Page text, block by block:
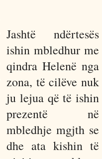
Jashtë ndërtesës
ishin mbledhur me
qindra Helenë nga
zona, të cilëve nuk
ju lejua që të ishin
prezentë në
mbledhje mgjth se
dhe ata kishin të